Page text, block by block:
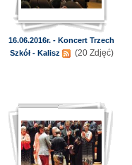
16.06.2016r. - Koncert Trzech
Szkół - Kalisz
(20 Zdjęć)